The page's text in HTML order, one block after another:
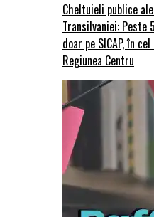
Cheltuieli publice
Transilvaniei: Peste
doar pe SICAP, în
Regiunea Centru